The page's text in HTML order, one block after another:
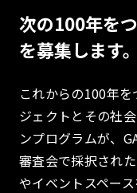
次の100年を
を募集します。
これからの100年
ジェクトとその社
ンプログラムが、
審査会で採択され
やイベントスペー